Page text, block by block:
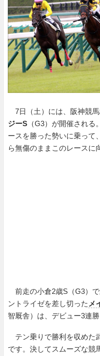
7日（土）には、阪神競
ジーS （G3）が開催され
ースを勝った勢いに乗って
ら無傷のままこのレースに
前走の小倉2歳S（G3）
ントライゼを差し切った メ
智厩舎）は、デビュー3連勝
テン乗りで勝利を収めた
です。決してスムーズな競